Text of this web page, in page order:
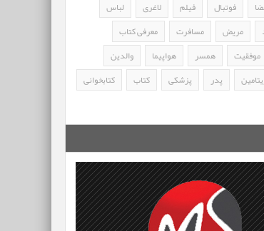
فوتبال فیلم لاغری
لباس
مریض مسافرت
معرفی کتاب
موفقیت همسر هواپیما
والدین
پدر پزشکی کتاب
کتابخوانی